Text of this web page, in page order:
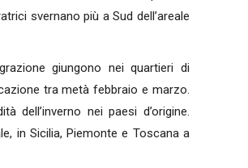
svernano più a Sud dell’areale
giungono nei quartieri di
tra metà febbraio e marzo.
dell’inverno nei paesi d’origine.
in Sicilia, Piemonte e Toscana a